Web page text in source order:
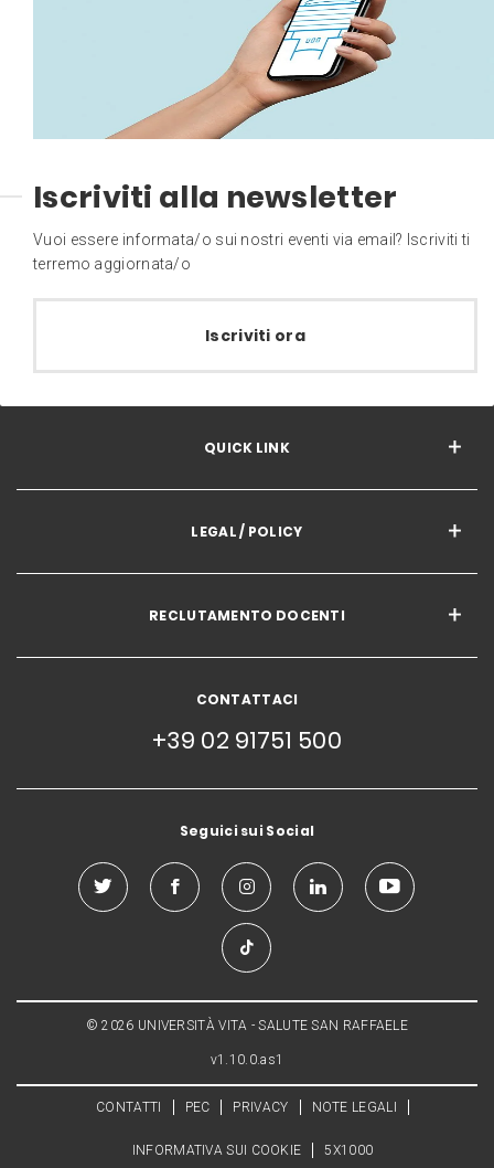
Iscriviti alla newsletter
Vuoi essere informata/o sui nostri eventi via email? Iscriviti ti
terremo aggiornata/o
Iscriviti ora
QUICK LINK
LEGAL / POLICY
RECLUTAMENTO DOCENTI
CONTATTACI
+39 02 91751 500
Seguici sui Social
© 2026 UNIVERSITÀ VITA - SALUTE SAN RAFFAELE
v1.10.0.as1
CONTATTI PEC PRIVACY NOTE LEGALI
INFORMATIVA SUI COOKIE 5X1000